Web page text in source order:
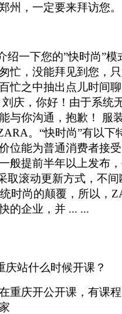
州，一定要来拜访您。
绍一下您的”快时尚”模
忙，没能拜见到您，
忙之中抽出点儿时间
庆，你好！由于系统
与你沟通，抱歉！ 服
。“快时尚”有以下
位能为普通消费者接
般提前半年以上发布
取滚动更新方式，不间
时尚的颠覆，所以，
的企业，并 ... ...
庆站什么时候开课？
重庆开公开课，有课